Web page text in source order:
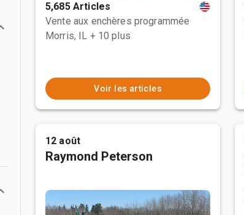
5,685 Articles
Vente aux enchères programmée
Morris, IL + 10 plus
Voir les articles
12 août
Raymond Peterson